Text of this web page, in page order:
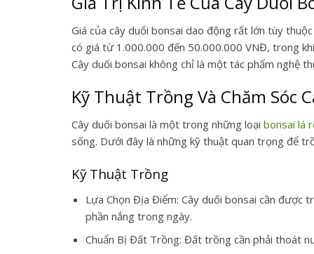
Giá của cây duối bonsai dao động rất lớn tùy
có giá từ 1.000.000 đến 50.000.000 VNĐ, trong
Cây duối bonsai không chỉ là một tác phẩm nghệ
Kỹ Thuật Trồng Và Chăm Sóc
Cây duối bonsai là một trong những loại bonsai lá
sống. Dưới đây là những kỹ thuật quan trọng để
Kỹ Thuật Trồng
Lựa Chọn Địa Điểm: Cây duối bonsai cần được
phần nắng trong ngày.
Chuẩn Bị Đất Trồng: Đất trồng cần phải thoát